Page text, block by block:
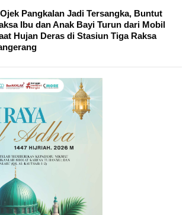
Pangkalan Jadi Tersangka, Buntut
Ibu dan Anak Bayi Turun dari Mobil
Hujan Deras di Stasiun Tiga Raksa